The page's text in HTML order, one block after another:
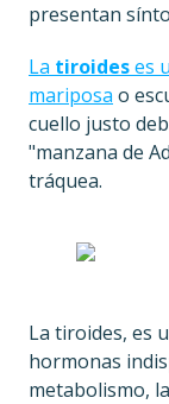
presentan
La tiroideses
mariposa o
cuello justo
"manzana de
tráquea.
La tiroides, es
hormonas
metabolismo,